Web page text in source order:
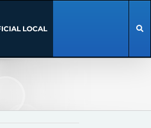
LOCAL